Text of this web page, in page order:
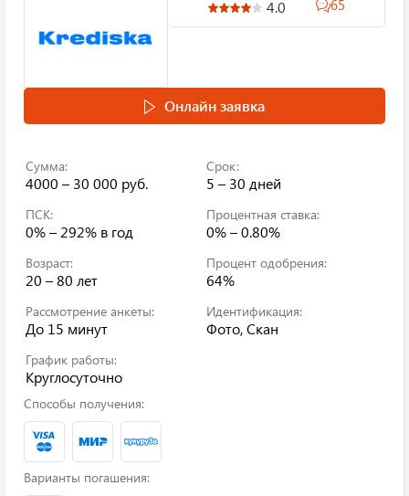
4.0 65
Онлайн заявка
Сумма:
4000 – 30 000 руб.
Срок:
5 – 30 дней
ПСК:
0% – 292% в год
Процентная ставка:
0% – 0.80%
Возраст:
20 – 80 лет
Процент одобрения:
64%
Рассмотрение анкеты:
До 15 минут
Идентификация:
Фото, Скан
График работы:
Круглосуточно
Способы получения:
Варианты погашения: